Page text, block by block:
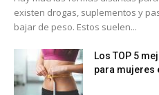
existen drogas, suplementos y
bajar de peso. Estos suelen...
Los TOP 5
para mujeres